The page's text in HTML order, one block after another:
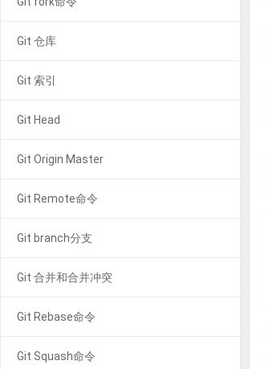
Git 仓库
Git 索引
Git Head
Git Origin Master
Git Remote命令
Git branch分支
Git 合并和合并冲突
Git Rebase命令
Git Squash命令